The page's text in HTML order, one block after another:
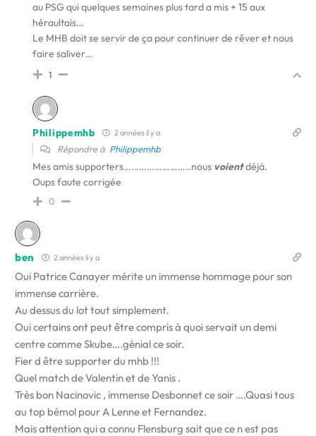
au PSG qui quelques semaines plus tard a mis + 15 aux
héraultais…
Le MHB doit se servir de ça pour continuer de rêver et nous
faire saliver…
1
Philippemhb 2 années il y a
Répondre à Philippemhb
Mes amis supporters……………………..nous voientdéjà.
Oups faute corrigée
0
ben 2 années il y a
Oui Patrice Canayer mérite un immense hommage pour son
immense carrière.
Au dessus du lot tout simplement.
Oui certains ont peut être compris à quoi servait un demi
centre comme Skube….génial ce soir.
Fier d être supporter du mhb !!!
Quel match de Valentin et de Yanis .
Très bon Nacinovic , immense Desbonnet ce soir ….Quasi tous
au top bémol pour A Lenne et Fernandez.
Mais attention qui a connu Flensburg sait que ce n est pas